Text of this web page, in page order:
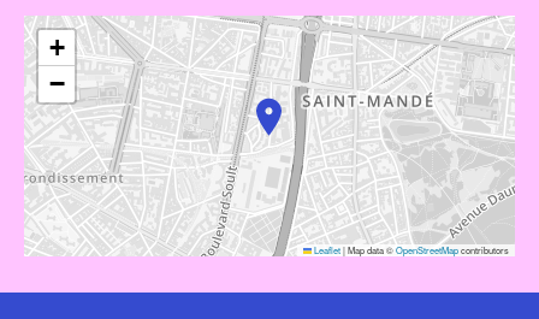
+
−
Leaflet|Map data ©OpenStreetMapcontributors